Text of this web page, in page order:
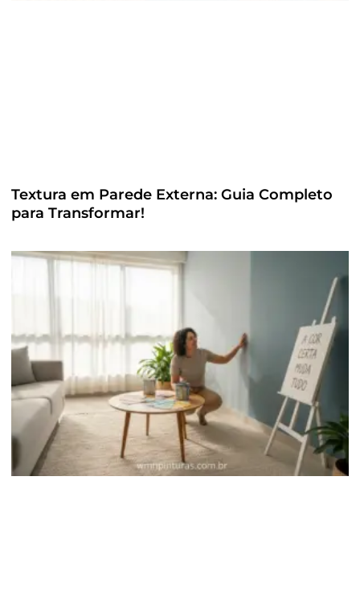
Textura em Parede Externa: Guia Completo
para Transformar!